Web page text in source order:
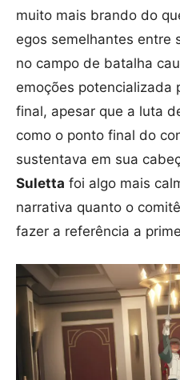
muito mais brando do
egos semelhantes entre
no campo de batalha
emoções potencializada
final, apesar que a luta
como o ponto final do
sustentava em sua
Suletta foi algo mais
narrativa quanto o
fazer a referência a